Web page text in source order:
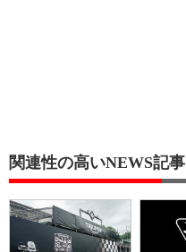
関連性の高いNEWS記事